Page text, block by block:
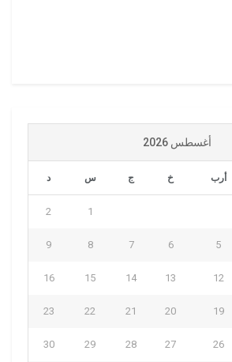
أغسطس 2026
أرب خ ج س د
1
2
5
6
7
8
9
12
13
14
15
16
19
20
21
22
23
26
27
28
29
30